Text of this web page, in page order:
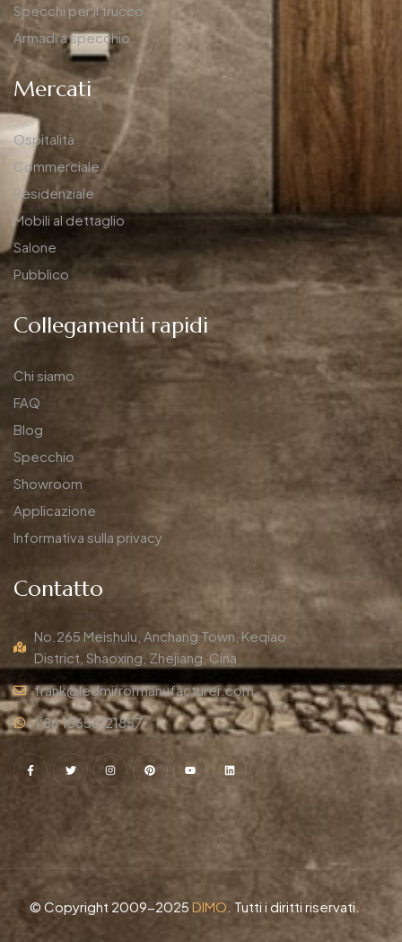
Specchi per il trucco
Armadi a specchio
Mercati
Ospitalità
Commerciale
Residenziale
Mobili al dettaglio
Salone
Pubblico
Collegamenti rapidi
Chi siamo
FAQ
Blog
Specchio
Showroom
Applicazione
Informativa sulla privacy
Contatto
No.265 Meishulu, Anchang Town, Keqiao
District, Shaoxing, Zhejiang, Cina
frank@ledmirrormanufacturer.com
+86 15658121857
© Copyright 2009-2025 DIMO . Tutti i diritti riservati.